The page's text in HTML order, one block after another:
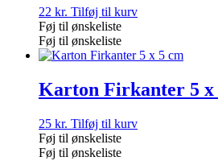
22 kr. Tilføj til kurv
Føj til ønskeliste
Føj til ønskeliste
Karton Firkanter 5 x
25 kr. Tilføj til kurv
Føj til ønskeliste
Føj til ønskeliste